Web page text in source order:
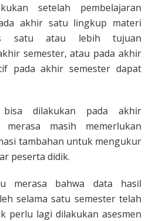
setelah pembelajaran
akhir satu lingkup materi
satu atau lebih tujuan
semester, atau pada akhir
pada akhir semester dapat
bisa dilakukan pada akhir
masih memerlukan
tambahan untuk mengukur
peserta didik.
merasa bahwa data hasil
selama satu semester telah
perlu lagi dilakukan asesmen